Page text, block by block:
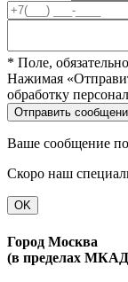
* Поле,
Нажимая
обработку
Ваше сообщение
Скоро наш
OK
Город Москва
(в пределах